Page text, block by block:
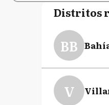
Distritos
BB
V